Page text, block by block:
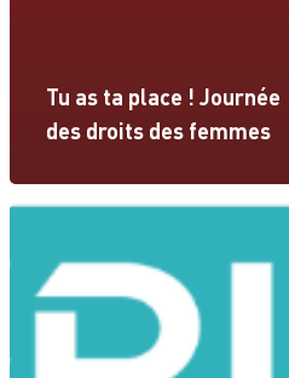
Tu as ta place ! Journée
des droits des femmes